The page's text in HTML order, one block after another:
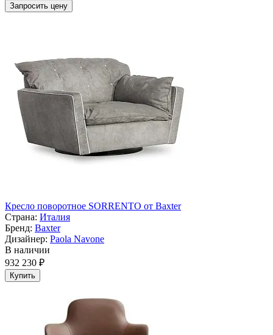
Запросить цену
Кресло поворотное SORRENTO от Baxter
Страна: Италия
Бренд: Baxter
Дизайнер: Paola Navone
В наличии
932 230 ₽
Купить